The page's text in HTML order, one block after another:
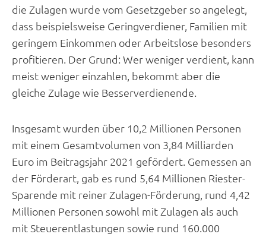
die Zulagen wurde vom Gesetzgeber so angelegt,
dass beispielsweise Geringverdiener, Familien mit
geringem Einkommen oder Arbeitslose besonders
profitieren. Der Grund: Wer weniger verdient, kann
meist weniger einzahlen, bekommt aber die
gleiche Zulage wie Besserverdienende.
Insgesamt wurden über 10,2 Millionen Personen
mit einem Gesamtvolumen von 3,84 Milliarden
Euro im Beitragsjahr 2021 gefördert. Gemessen an
der Förderart, gab es rund 5,64 Millionen Riester-
Sparende mit reiner Zulagen-Förderung, rund 4,42
Millionen Personen sowohl mit Zulagen als auch
mit Steuerentlastungen sowie rund 160.000